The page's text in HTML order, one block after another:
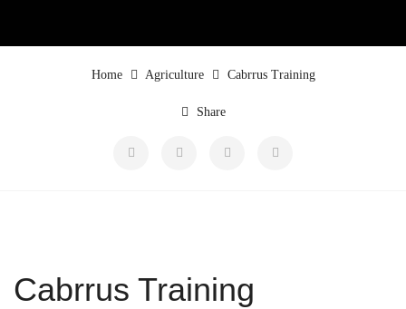
Home Agriculture Cabrrus Training
Share
Cabrrus Training